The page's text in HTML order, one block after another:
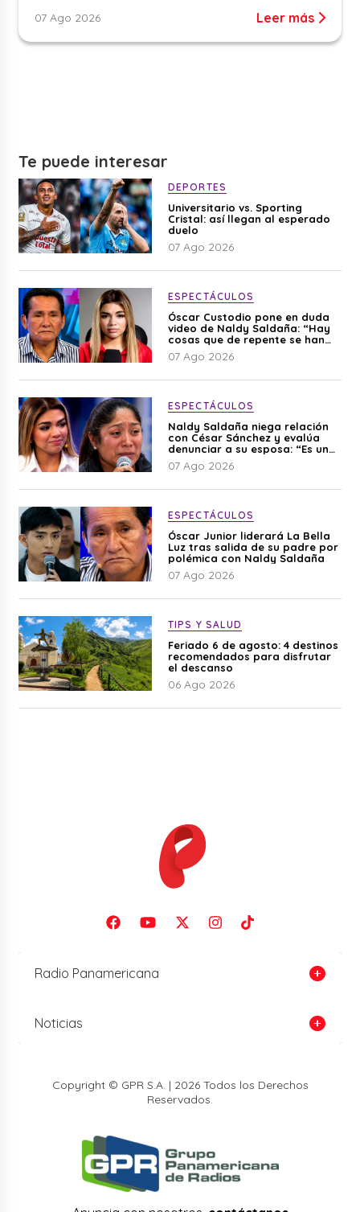
07 Ago 2026 Leer más
Te puede interesar
DEPORTES
Universitario vs. Sporting
Cristal: así llegan al esperado
duelo
07 Ago 2026
ESPECTÁCULOS
Óscar Custodio pone en duda
video de Naldy Saldaña: “Hay
cosas que de repente se han
editado”
07 Ago 2026
ESPECTÁCULOS
Naldy Saldaña niega relación
con César Sánchez y evalúa
denunciar a su esposa: “Es una
difamación”
07 Ago 2026
ESPECTÁCULOS
Óscar Junior liderará La Bella
Luz tras salida de su padre por
polémica con Naldy Saldaña
07 Ago 2026
TIPS Y SALUD
Feriado 6 de agosto: 4 destinos
recomendados para disfrutar
el descanso
06 Ago 2026
Radio Panamericana
Noticias
Copyright © GPR S.A. | 2026 Todos los Derechos
Reservados.